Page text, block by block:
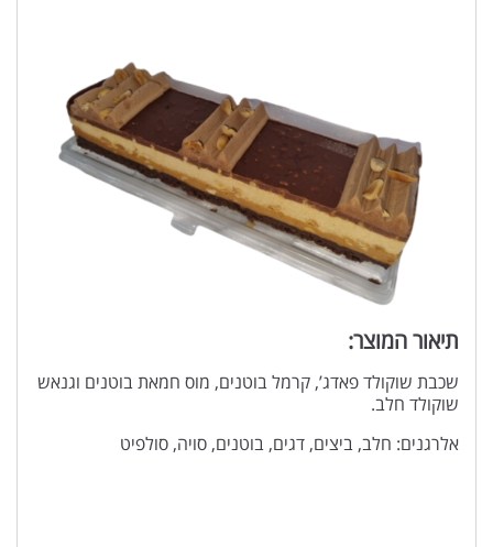
תיאור המוצר:
שכבת שוקולד פאדג’, קרמל בוטנים, מוס חמאת בוטנים וגנאש
שוקולד חלב.
אלרגנים: חלב, ביצים, דגים, בוטנים, סויה, סולפיט